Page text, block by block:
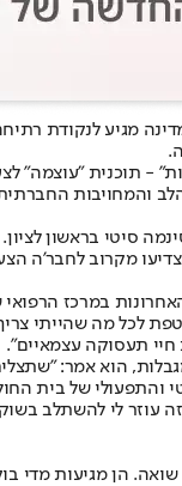
- תוכנית "עוצמה"
והמחויבות
סיטי בראשון
מקרוב לחבר'ה
במרכז
לכל מה שהייתי
חיי תעסוקה עצמאיים".
הוא אמר:
של בית
עוזר לי להשתלב
שואה. הן מגיעות